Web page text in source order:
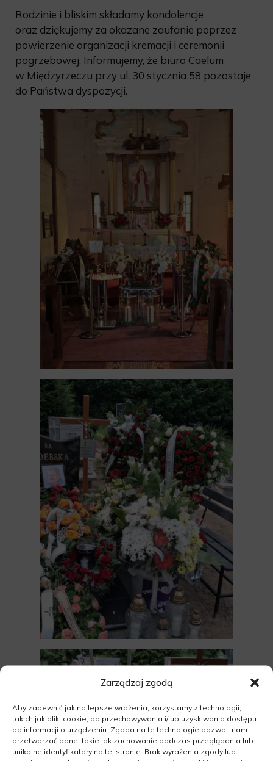
Zarządzaj zgodą
Aby zapewnić jak najlepsze wrażenia, korzystamy z technologii,
takich jak pliki cookie, do przechowywania i/lub uzyskiwania dostępu
do informacji o urządzeniu. Zgoda na te technologie pozwoli nam
przetwarzać dane, takie jak zachowanie podczas przeglądania lub
unikalne identyfikatory na tej stronie. Brak wyrażenia zgody lub
Rodzinie i bliskim składamy kondolencje
oraz dziękujemy za okazane zaufanie poprzez
powierzenie organizacji kremacji i ceremonii
pogrzebowej. Informujemy, że biuro Caelum
w Międzyrzeczu przy ul. 30 stycznia 58 pozostaje
do Państwa dyspozycji.